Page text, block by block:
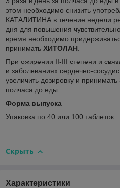
этом необходимо снизить
КАТАЛИТИНА в течение недели
дня для повышения
время необходимо
принимать ХИТОЛАН.
При ожирении II-III степени и
и заболеваниях сердечно-
увеличить дозировку и
полчаса до еды.
Форма выпуска
Упаковка по 40 или 100 таблеток
Скрыть
Характеристики